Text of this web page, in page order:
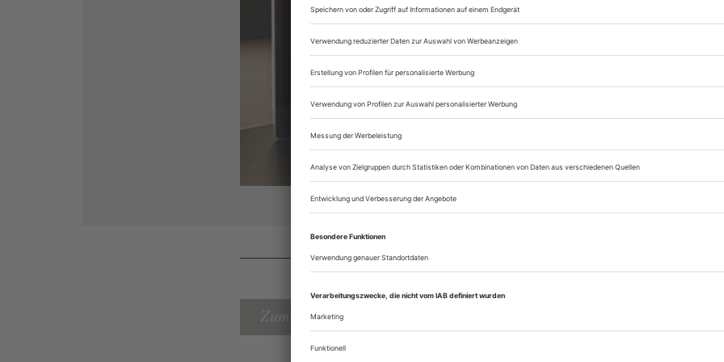
Zugang zum
Opernwelt
Sie können alle Vorteile
sofort nutzen
Digital-Abo testen
Zum Inhaltsverzeichnis